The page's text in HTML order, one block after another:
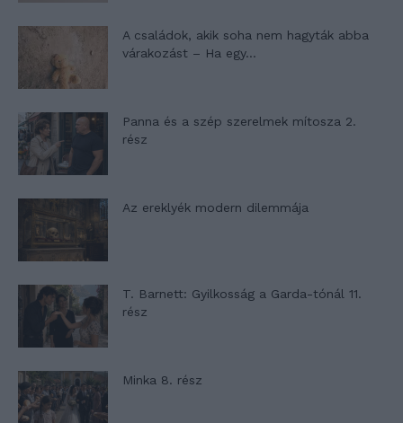
A családok, akik soha nem hagyták abba
várakozást – Ha egy...
Panna és a szép szerelmek mítosza 2.
rész
Az ereklyék modern dilemmája
T. Barnett: Gyilkosság a Garda-tónál 11.
rész
Minka 8. rész